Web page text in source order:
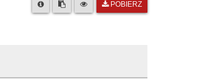
POBIERZ